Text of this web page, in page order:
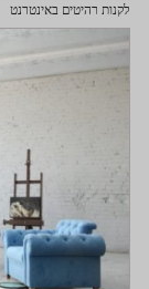
לקנות רהיטים באינטרנט